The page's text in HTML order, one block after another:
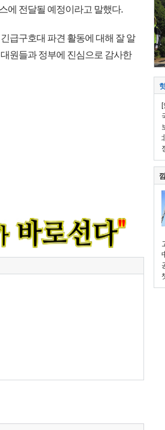
에 전달될 예정이라고 말했다.
급구호대 파견 활동에 대해 잘 알
원들과 정부에 진심으로 감사한